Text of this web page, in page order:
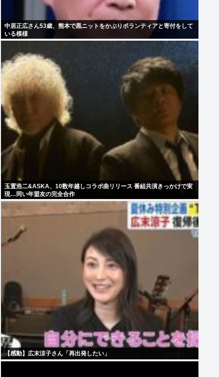
中居正広さん53歳、熊本で黒ニットをかぶりボランティアと寄付をして
いる模様
玉置浩二&ASKA、10数年越しコラボ曲リリース 番組共演きっかけで実
現…同い年盟友の完全合作
【感動】広末涼子さん「再出発したい」